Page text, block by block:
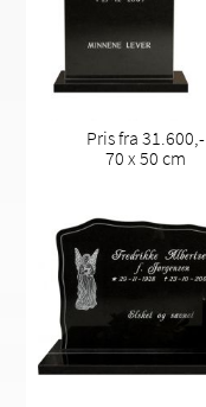
Pris fra 31.600,-
70 x 50 cm